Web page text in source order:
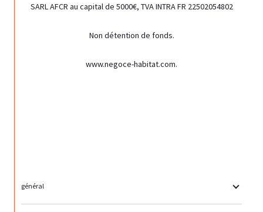
SARL AFCR au capital de 5000€, TVA INTRA FR 22502054802
Non détention de fonds.
www.negoce-habitat.com.
général